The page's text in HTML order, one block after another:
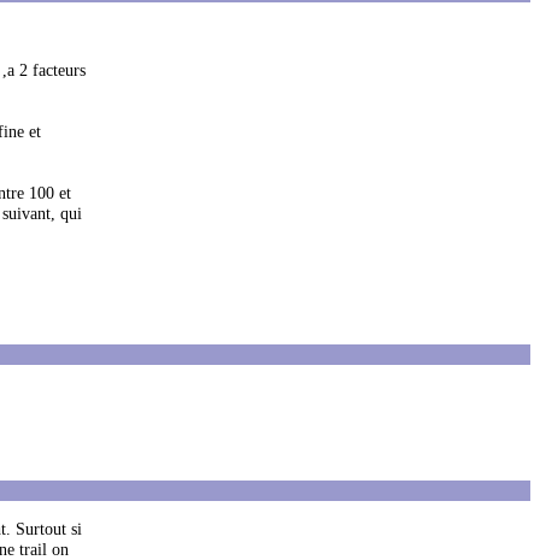
2 facteurs
et
100 et
qui
Surtout si
trail on